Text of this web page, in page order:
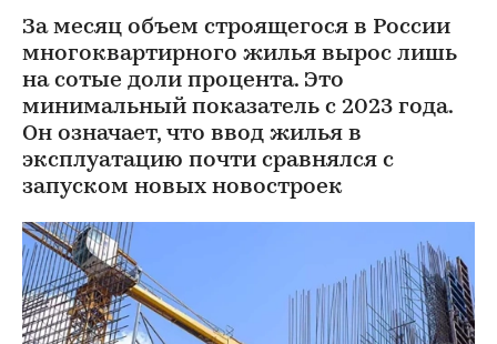
За месяц объем строящегося в России
многоквартирного жилья вырос лишь
на сотые доли процента. Это
минимальный показатель с 2023 года.
Он означает, что ввод жилья в
эксплуатацию почти сравнялся с
запуском новых новостроек